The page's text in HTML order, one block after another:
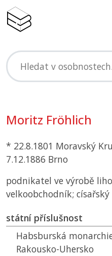
Moritz Fröhlich
* 22.8.1801 Moravský
7.12.1886 Brno
podnikatel ve výrobě
velkoobchodník; císařský
státní příslušnost
Habsburská
Rakousko-Uhersko